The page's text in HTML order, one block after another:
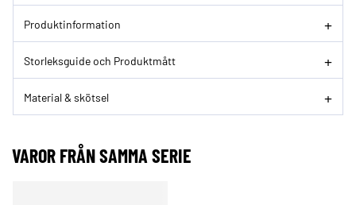
Produktinformation
Storleksguide och Produktmått
Material & skötsel
VAROR FRÅN SAMMA SERIE